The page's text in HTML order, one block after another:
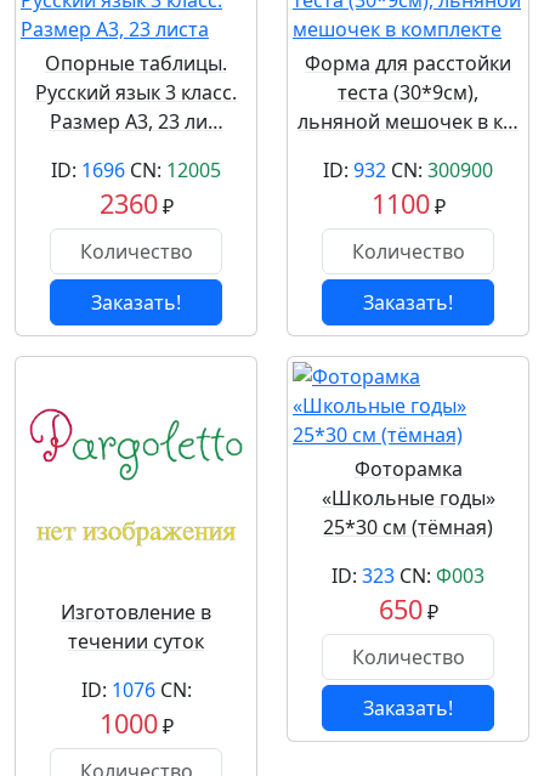
Опорные таблицы.
Русский язык 3 класс.
Размер А3, 23 ли…
ID: 1696 CN: 12005
2360₽
Заказать!
Форма для расстойки
теста (30*9см),
льняной мешочек в к…
ID: 932 CN: 300900
1100₽
Заказать!
Изготовление в
течении суток
ID: 1076CN:
1000₽
Фоторамка
«Школьные годы»
25*30 см (тёмная)
ID: 323 CN: Ф003
650₽
Заказать!